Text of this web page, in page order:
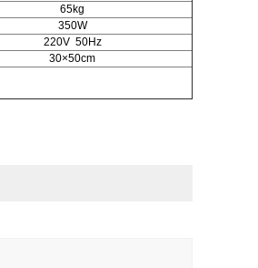
65kg
350W
220V 50Hz
30×50cm